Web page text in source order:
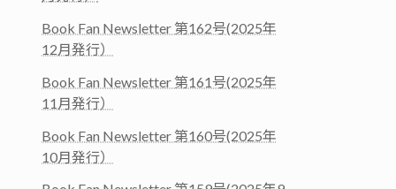
Book Fan Newsletter 第162号(2025年
12月発行）
Book Fan Newsletter 第161号(2025年
11月発行）
Book Fan Newsletter 第160号(2025年
10月発行）